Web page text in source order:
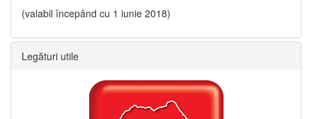
(valabil începând cu 1 iunie 2018)
Legături utile